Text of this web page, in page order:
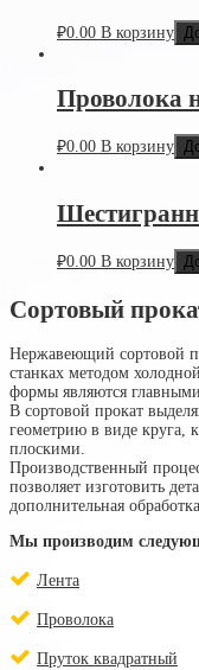
₽0.00 В корзину
Проволока
₽0.00 В корзину
₽0.00 В корзину
Cортовый
Нержавеющий сортовой
станках методом
формы являются
В сортовой прокат
геометрию в виде круга,
плоскими.
Производственный
позволяет изготовить
дополнительная
Мы производим
Лента
Проволока
Пруток квадратный